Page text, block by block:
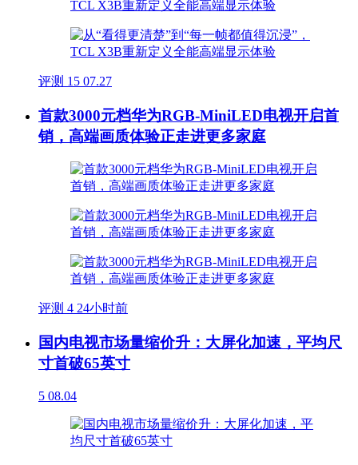
评测 15 07.27
首款3000元档华为RGB-MiniLED电视开启首
销，高端画质体验正走进更多家庭
评测 4 24小时前
国内电视市场量缩价升：大屏化加速，平均尺
寸首破65英寸
5 08.04